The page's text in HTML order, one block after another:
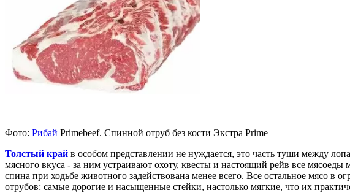
Фото: Рибай Primebeef. Спинной отруб без кости Экстра Prime
Толстый край в особом представлении не нуждается, это часть туши между
мясного вкуса - за ним устраивают охоту, квесты и настоящий рейв все
спина при ходьбе животного задействована менее всего. Все остальное мясо
отрубов: самые дорогие и насыщенные стейки, настолько мягкие, что их